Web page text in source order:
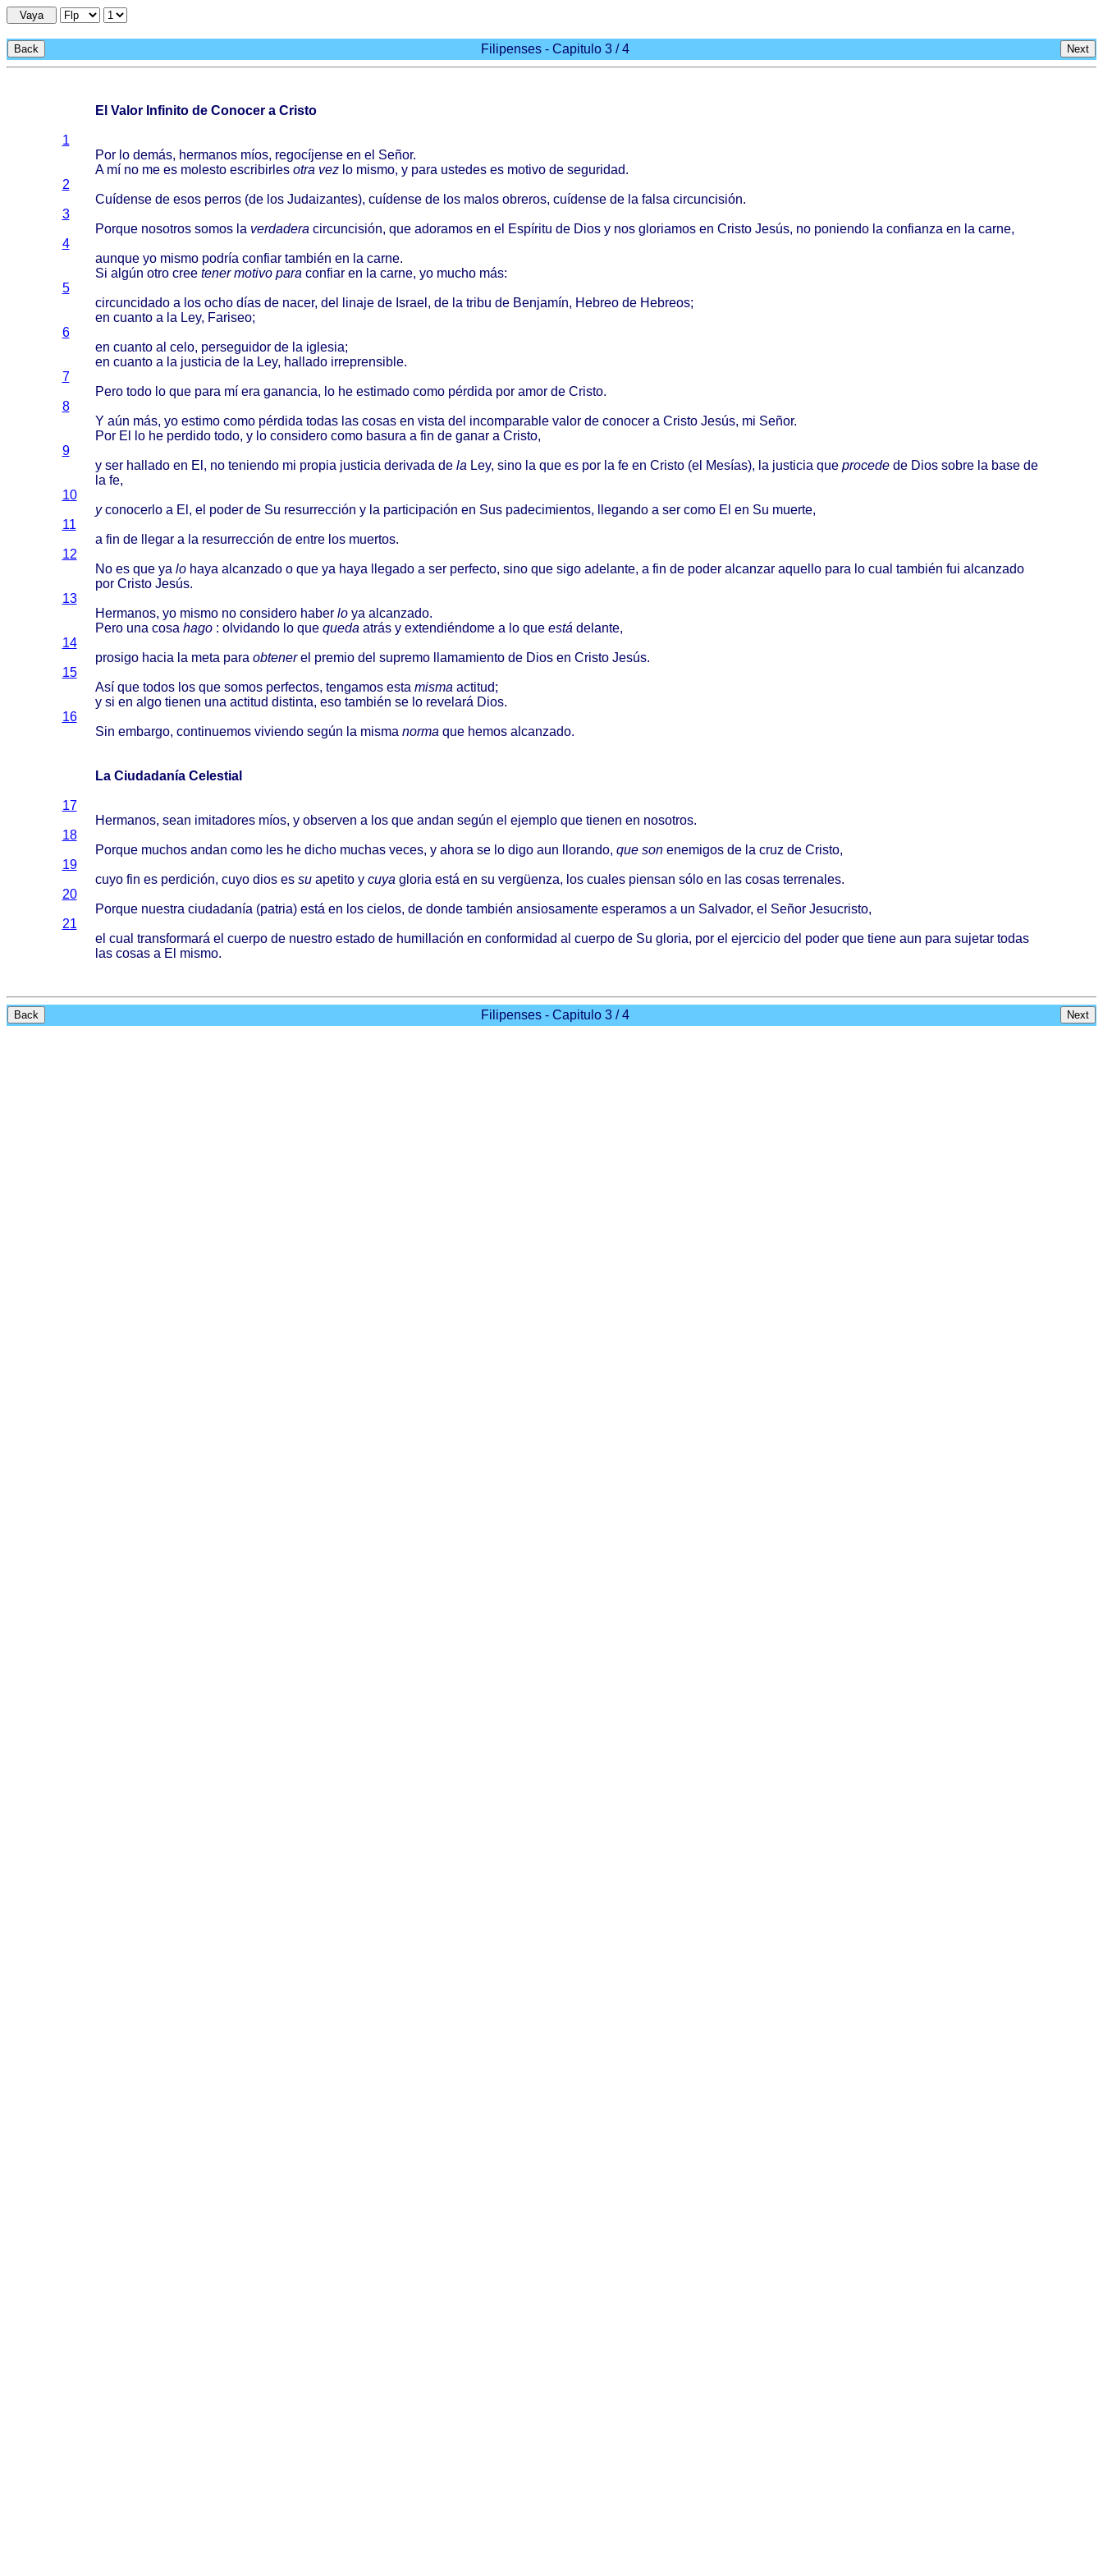
Vaya
Back Filipenses - Capitulo 3 / 4 Next
El Valor Infinito de Conocer a Cristo
1
Por lo demás, hermanos míos, regocíjenseen el Señor.
A mí no me es molesto escribirles otra vezlo mismo, y para ustedeses motivode seguridad.
2
Cuídensede esos perros(de los Judaizantes), cuídensede los malos obreros, cuídensede la falsa circuncisión.
3
Porque nosotros somosla verdadera circuncisión, que adoramosen el Espíritu de Diosy nos gloriamosen Cristo Jesús, no poniendola confianza en la carne,
4
aunqueyo mismo podría confiar también en la carne.
Si algún otro cree tener motivo para confiaren la carne, yo mucho más:
5
circuncidadoa los ocho díasde nacer, del linajede Israel , de la tribu de Benjamín, Hebreode Hebreos;
en cuantoa la Ley, Fariseo;
6
en cuantoal celo, perseguidorde la iglesia;
en cuantoa la justicia de la Ley, hallado irreprensible.
7
Pero todolo que para mí era ganancia, lo he estimado como pérdida por amorde Cristo.
8
Y aún más, yo estimo como pérdida todaslas cosasen vista del incomparable valorde conocera Cristo Jesús, mi Señor.
Por El lo he perdido todo, y lo considero como basura a fin de ganara Cristo,
9
y ser halladoen El, no teniendomi propia justicia derivada de la Ley, sinola que es por la fe en Cristo(el Mesías), la justicia que procedede Dios sobrela basede
la fe,
10
y conocerloa El, el poderde Su resurrección y la participación en Sus padecimientos, llegandoa ser comoEl en Su muerte,
11
a fin de
llegara la resurrección de entrelos muertos.
12
No es que ya lo haya alcanzadoo que ya haya llegadoa ser perfecto, sinoque sigo adelante, a fin de poder alcanzar aquello para lo cual también fui alcanzado
por Cristo Jesús.
13
Hermanos, yo mismono considero haber loya alcanzado.
Perouna cosa hago: olvidandolo que queda atrásy extendiéndomea lo que está delante,
14
prosigo hacia la meta para obtenerel premiodel supremo llamamientode Diosen Cristo Jesús.
15
Asíque todoslos que somos perfectos, tengamos esta misma actitud;
y si en algo tienen una actitud distinta, eso también se lo revelará Dios.
16
Sin embargo, continuemos viviendo según la misma norma que hemos alcanzado.
La Ciudadanía Celestial
17
Hermanos, sean imitadores míos, y observen a los que andan según el ejemploque tienen en nosotros.
18
Porque muchos andan comoles he dicho muchas veces, y ahora se lo digoaun llorando, que son enemigosde la cruz de Cristo,
19
cuyofin es perdición, cuyo dioses su apetitoy cuya gloria está en su vergüenza, los cuales piensan sóloen las cosas terrenales.
20
Porque nuestra ciudadanía (patria) está en los cielos, de donde también ansiosamente esperamosa un Salvador, el Señor Jesucristo,
21
el cual transformará el cuerpode nuestro estadode humillación en conformidad al cuerpode Su gloria, por el ejerciciodel poderque tieneaun para sujetar todas
las cosasa El mismo.
Back Filipenses - Capitulo 3 / 4 Next